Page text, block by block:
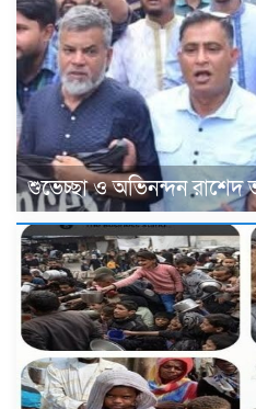
শুভেচ্ছা ও অভিনন্দন রাশেদ